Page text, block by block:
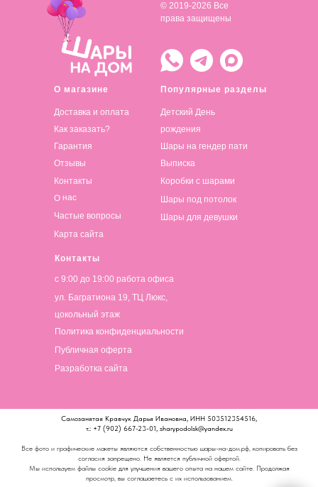
О магазине
Доставка и оплата
Популярные разделы
Детский День
рождения
Контакты
© 2019-2026 Все
права защищены
Как заказать?
Гарантия
Отзывы
Контакты
О нас
Частые вопросы
Карта сайта
Шары на гендер пати
Выписка
Коробки с шарами
Шары под потолок
Шары для девушки
с 9:00 до 19:00 работа офиса
ул. Багратиона 19, ТЦ Люкс,
цокольный этаж
Политика конфиденциальности
Публичная оферта
Разработка сайта
Самозанятая Кравчук Дарья Ивановна, ИНН 503512354516,
т.: +7 (902) 667-23-01, sharypodolsk@yandex.ru
Все фото и графические макеты являются собственностью шары-на-дом.рф, копировать без
согласия запрещено. Не является публичной офертой.
Мы используем файлы cookie для улучшения вашего опыта на нашем сайте. Продолжая
просмотр, вы соглашаетесь с их использованием.